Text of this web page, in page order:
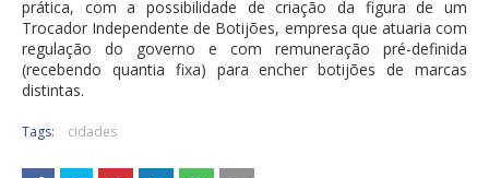
prática, com a possibilidade de criação da figura de um
Trocador Independente de Botijões, empresa que atuaria com
regulação do governo e com remuneração pré-definida
(recebendo quantia fixa) para encher botijões de marcas
distintas.
Tags: cidades